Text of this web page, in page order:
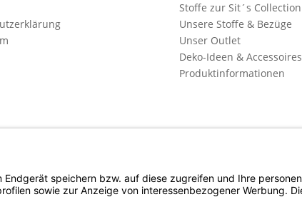
Stoffe zur Sit´s Collection
Unsere Stoffe & Bezüge
Unser Outlet
Deko-Ideen & Accessoires
Produktinformationen